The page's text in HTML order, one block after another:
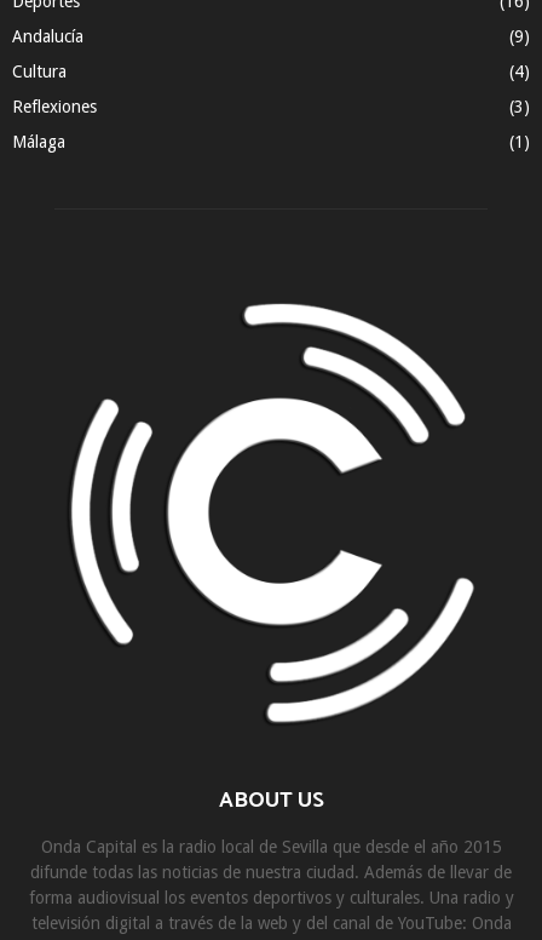
Andalucía
(9)
Cultura
(4)
Reflexiones
(3)
Málaga
(1)
ABOUT US
Onda Capital es la radio local de Sevilla que desde el año 2015
difunde todas las noticias de nuestra ciudad. Además de llevar de
forma audiovisual los eventos deportivos y culturales. Una radio y
televisión digital a través de la web y del canal de YouTube: Onda